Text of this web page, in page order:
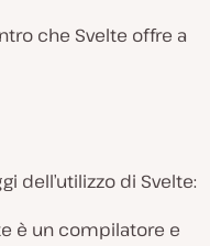
che Svelte offre a
dell’utilizzo di Svelte:
è un compilatore e